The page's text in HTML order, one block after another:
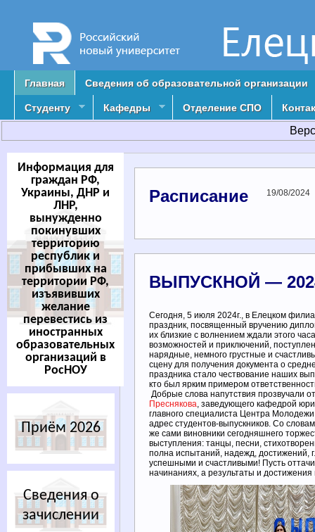
Главная Сведения об образовательной организации
Студенту Кафедры Отделение СПО
Расписание 19/08/2024
ВЫПУСКНОЙ —
Сегодня, 5 июля 2024г., в Елецком
праздник, посвященный вручению
их близкие с волнением ждали этого
возможностей и приключений,
нарядные, немного грустные и
сцену для получения документа о
праздника стало чествование наших
кто был ярким примером
Добрые слова напутствия прозвучали
Преснякова, заведующего кафедрой
главного специалиста Центра
адрес студентов-выпускников. Со
же сами виновники сегодняшнего
выступления: танцы, песни,
полна испытаний, надежд, достижений,
успешными и счастливыми! Пусть
начинаниях, а результаты и достижения
Информация для
граждан РФ,
Украины, ДНР и
ЛНР,
вынужденно
покинувших
территорию
республик и
прибывших на
территории РФ,
изъявивших
желание
перевестись из
иностранных
образовательных
организаций в
РосНОУ
Приём 2026
Сведения о
зачислении